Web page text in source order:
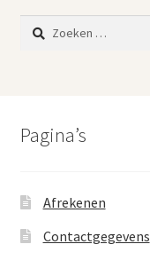
Zoeken
naar:
Pagina’s
Afrekenen
Contactgegevens